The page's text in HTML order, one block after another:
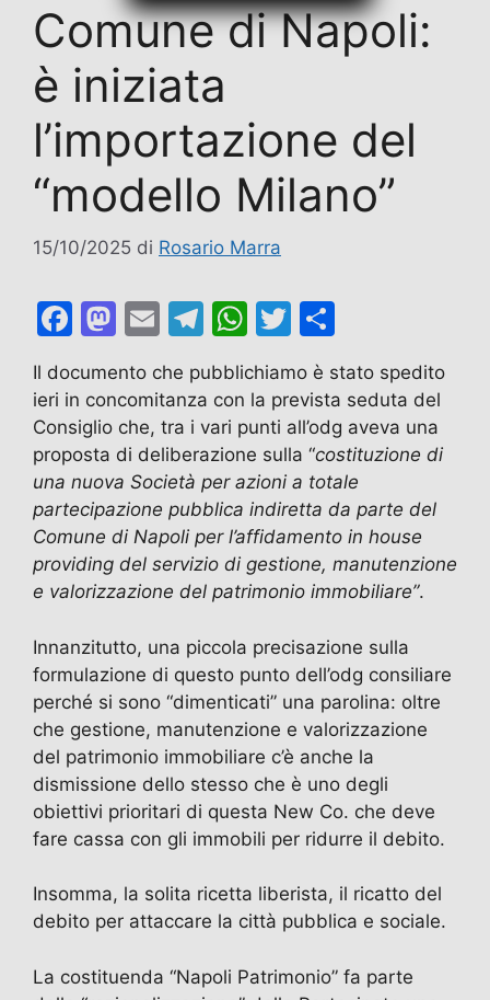
Comune di Napoli:
è iniziata
l’importazione del
“modello Milano”
15/10/2025 di Rosario Marra
F
c
e
b
o
o
k
M
st
o
d
o
n
E
m
ai
l
T
el
e
gr
a
m
W
h
at
s
A
p
p
T
w
itt
er
n
di
vi
di
Il documento che pubblichiamo è stato spedito
ieri in concomitanza con la prevista seduta del
Consiglio che, tra i vari punti all’odg aveva una
proposta di deliberazione sulla “costituzione di
una nuova Società per azioni a totale
partecipazione pubblica indiretta da parte del
Comune di Napoli per l’affidamento in house
providing del servizio di gestione, manutenzione
e valorizzazione del patrimonio immobiliare”.
Innanzitutto, una piccola precisazione sulla
formulazione di questo punto dell’odg consiliare
perché si sono “dimenticati” una parolina: oltre
che gestione, manutenzione e valorizzazione
del patrimonio immobiliare c’è anche la
dismissione dello stesso che è uno degli
obiettivi prioritari di questa New Co. che deve
fare cassa con gli immobili per ridurre il debito.
Insomma, la solita ricetta liberista, il ricatto del
debito per attaccare la città pubblica e sociale.
La costituenda “Napoli Patrimonio” fa parte